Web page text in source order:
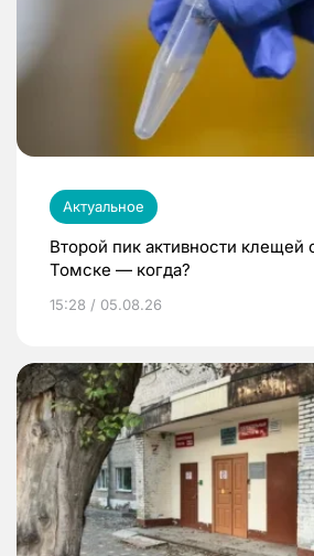
Актуальное
Второй пик активности клещей
Томске — когда?
15:28 / 05.08.26